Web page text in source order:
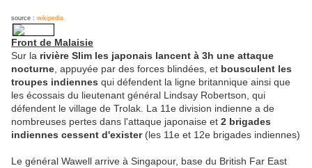
source : wikipedia
Front de Malaisie
Sur la rivière Slim les japonais lancent à 3h une attaque
nocturne , appuyée par des forces blindées, et bousculent les
troupes indiennes qui défendent la ligne britannique ainsi que
les écossais du lieutenant général Lindsay Robertson, qui
défendent le village de Trolak. La 11e division indienne a de
nombreuses pertes dans l'attaque japonaise et 2 brigades
indiennes cessent d'exister(les 11e et 12e brigades indiennes)
Le général Wawell arrive à Singapour, base du British Far East